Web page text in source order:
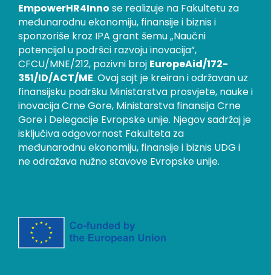
EmpowerHR4Inno se realizuje na Fakultetu za
međunarodnu ekonomiju, finansije i biznis i
sponzoriše kroz IPA grant šemu „Naučni
potencijal u podršci razvoju inovacija“,
CFCU/MNE/212, pozivni broj EuropeAid/172-
351/ID/ACT/ME. Ovaj sajt je kreiran i održavan uz
finansijsku podršku Ministarstva prosvjete, nauke i
inovacija Crne Gore, Ministarstva finansija Crne
Gore i Delegacije Evropske unije. Njegov sadržaj je
isključiva odgovornost Fakulteta za
međunarodnu ekonomiju, finansije i biznis UDG i
ne odražava nužno stavove Evropske unije.